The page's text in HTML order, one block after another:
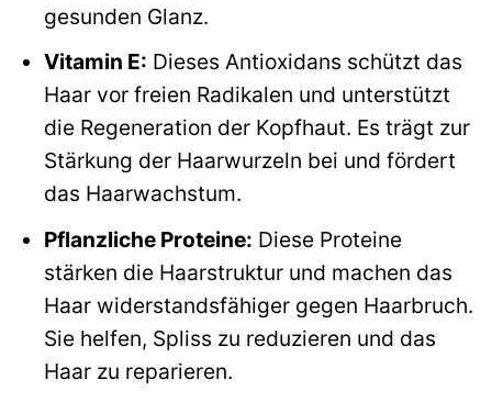
gesunden Glanz.
Vitamin E: Dieses Antioxidans schützt das
Haar vor freien Radikalen und unterstützt
die Regeneration der Kopfhaut. Es trägt zur
Stärkung der Haarwurzeln bei und fördert
das Haarwachstum.
Pflanzliche Proteine: Diese Proteine
stärken die Haarstruktur und machen das
Haar widerstandsfähiger gegen Haarbruch.
Sie helfen, Spliss zu reduzieren und das
Haar zu reparieren.